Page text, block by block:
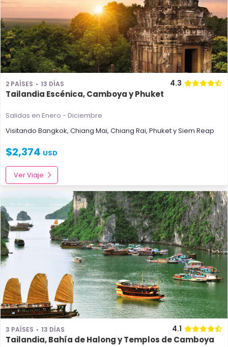
2 PAÍSES 13 DÍAS 4.3
Tailandia Escénica, Camboya y Phuket
Salidas en Enero - Diciembre
Visitando Bangkok, Chiang Mai, Chiang Rai, PhuketySiem Reap
$2,374 USD
Ver Viaje
3 PAÍSES 13 DÍAS 4.1
Tailandia, Bahía de Halong y Templos de Camboya